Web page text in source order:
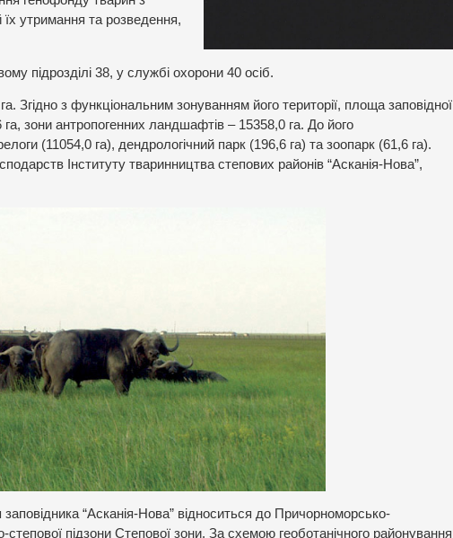
їх утримання та розведення,
підрозділі 38, у службі охорони 40 осіб.
Згідно з функціональним зонуванням його території, площа заповідної
зони антропогенних ландшафтів – 15358,0 га. До його
(11054,0 га), дендрологічний парк (196,6 га) та зоопарк (61,6 га).
Інституту тваринництва степових районів “Асканія-Нова”,
“Асканія-Нова” відноситься до Причорноморсько-
підзони Степової зони. За схемою геоботанічного районування